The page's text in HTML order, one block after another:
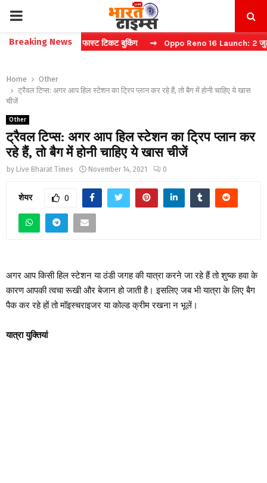
PRIMARY
MENU
Breaking News
बिना कैप्चा करें फास्ट टिकट बुकिंग ⇝ Oppo Reno 16 Launch: 2 जुलाई को
Home
Other
ट्रैवल टिप्स: अगर आप हिल स्टेशन का ट्रिप प्लान कर रहे हैं, तो बैग में होनी चाहिए ये खास
चीजें
Other
ट्रैवल टिप्स: अगर आप हिल स्टेशन का ट्रिप प्लान कर
रहे हैं, तो बैग में होनी चाहिए ये खास चीजें
by Live Bharat Times November 14, 2021 0
शेयर 0
अगर आप किसी हिल स्टेशन या ठंडी जगह की यात्रा करने जा रहे हैं तो शुष्क हवा के
कारण आपकी त्वचा रूखी और बेजान हो जाती है। इसलिए जब भी यात्रा के लिए बैग
पैक कर रहे हों तो मॉइस्चराइजर या कोल्ड क्रीम रखना न भूलें।
यात्रा युक्तियां